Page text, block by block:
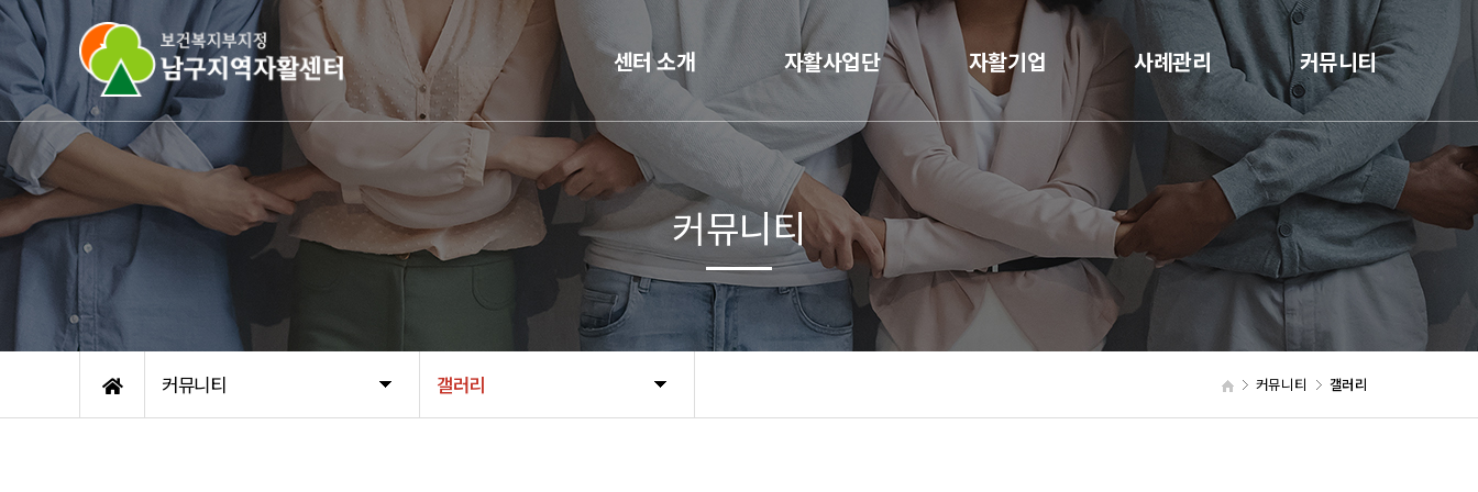
센터 소개 자활사업단 자활기업 사례관리 커뮤니티
커뮤니티 갤러리 커뮤니티 갤러리
커뮤니티